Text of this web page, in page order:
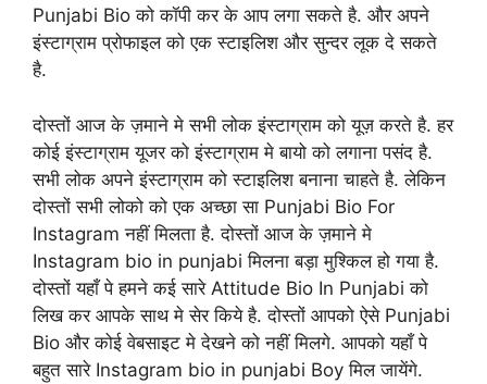
Punjabi Bio को कॉपी कर के आप लगा सकते है. और अपने
इंस्टाग्राम प्रोफाइल को एक स्टाइलिश और सुन्दर लूक दे सकते
है.
दोस्तों आज के ज़माने मे सभी लोक इंस्टाग्राम को यूज़ करते है. हर
कोई इंस्टाग्राम यूजर को इंस्टाग्राम मे बायो को लगाना पसंद है.
सभी लोक अपने इंस्टाग्राम को स्टाइलिश बनाना चाहते है. लेकिन
दोस्तों सभी लोको को एक अच्छा सा Punjabi Bio For
Instagram नहीं मिलता है. दोस्तों आज के ज़माने मे
Instagram bio in punjabi मिलना बड़ा मुश्किल हो गया है.
दोस्तों यहाँ पे हमने कई सारे Attitude Bio In Punjabi को
लिख कर आपके साथ मे सेर किये है. दोस्तों आपको ऐसे Punjabi
Bio और कोई वेबसाइट मे देखने को नहीं मिलगे. आपको यहाँ पे
बहुत सारे Instagram bio in punjabi Boy मिल जायेंगे.